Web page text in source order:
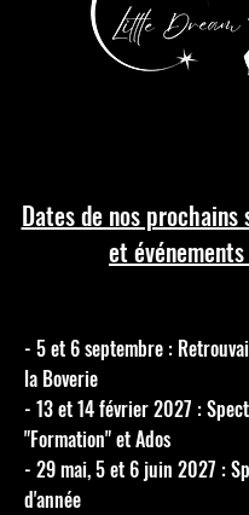
Dates de nos
et
- 5 et 6 septembre :
la Boverie
- 13 et 14 février 2027 :
"Formation" et Ados
- 29 mai, 5 et 6 juin 2027 :
d'année